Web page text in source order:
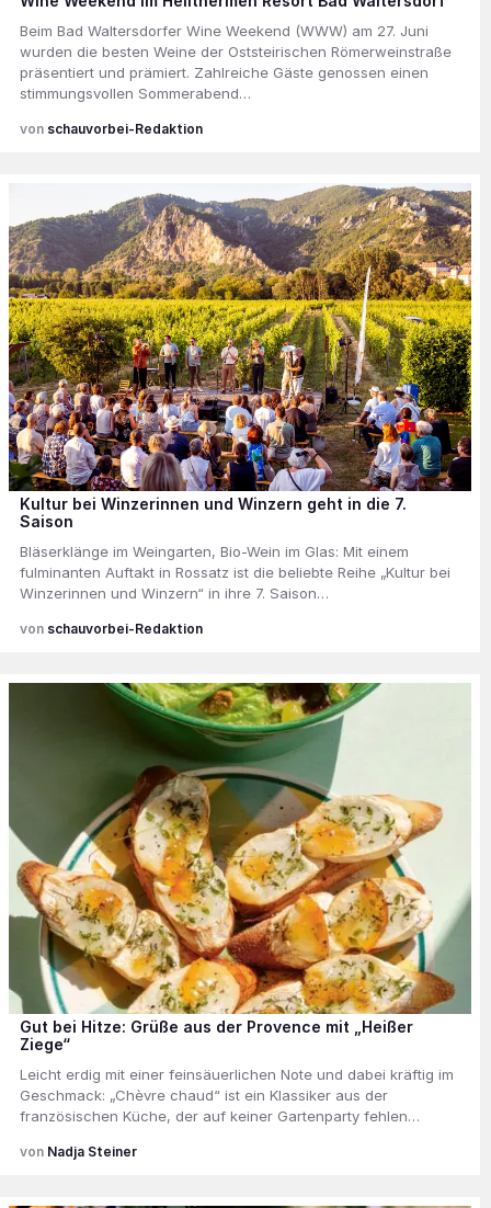
Beim Bad Waltersdorfer Wine Weekend (WWW) am 27. Juni
wurden die besten Weine der Oststeirischen Römerweinstraße
präsentiert und prämiert. Zahlreiche Gäste genossen einen
stimmungsvollen Sommerabend…
schauvorbei-Redaktion
Kultur bei Winzerinnen und Winzern geht in die 7.
Saison
Bläserklänge im Weingarten, Bio-Wein im Glas: Mit einem
fulminanten Auftakt in Rossatz ist die beliebte Reihe „Kultur bei
Winzerinnen und Winzern“ in ihre 7. Saison…
schauvorbei-Redaktion
Gut bei Hitze: Grüße aus der Provence mit „Heißer
Ziege“
Leicht erdig mit einer feinsäuerlichen Note und dabei kräftig im
Geschmack: „Chèvre chaud“ ist ein Klassiker aus der
französischen Küche, der auf keiner Gartenparty fehlen…
Nadja Steiner